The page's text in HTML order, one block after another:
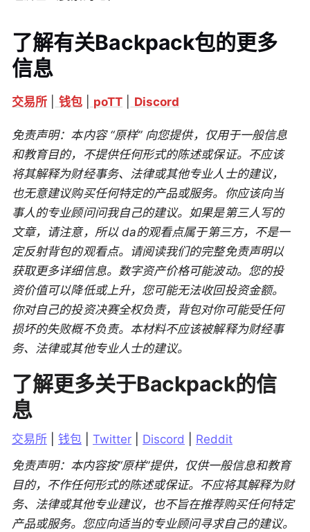
了解有关Backpack包的更多
信息
交易所 钱包| poTT Discord
免责声明：本内容 “原样” 向您提供，仅用于一般信息
和教育目的，不提供任何形式的陈述或保证。不应该
将其解释为财经事务、法律或其他专业人士的建议，
也无意建议购买任何特定的产品或服务。你应该向当
事人的专业顾问问我自己的建议。如果是第三人写的
文章，请注意，所以 da的观看点属于第三方，不是一
定反射背包的观看点。请阅读我们的完整免责声明以
获取更多详细信息。数字资产价格可能波动。您的投
资价值可以降低或上升，您可能无法收回投资金额。
你对自己的投资决赛全权负责，背包对你可能受任何
损坏的失败概不负责。本材料不应该被解释为财经事
务、法律或其他专业人士的建议。
了解更多关于Backpack的信
息
交易所 钱包 Twitter Discord
Reddit
免责声明：本内容按“原样”提供，仅供一般信息和教育
目的，不作任何形式的陈述或保证。不应将其解释为财
务、法律或其他专业建议，也不旨在推荐购买任何特定
产品或服务。您应向适当的专业顾问寻求自己的建议。